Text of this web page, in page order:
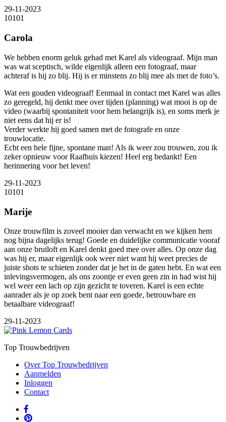
29-11-2023
10101
Carola
We hebben enorm geluk gehad met Karel als videograaf. Mijn man
was wat sceptisch, wilde eigenlijk alleen een fotograaf, maar
achteraf is hij zo blij. Hij is er minstens zo blij mee als met de foto’s.
Wat een gouden videograaf! Eenmaal in contact met Karel was alles
zo geregeld, hij denkt mee over tijden (planning) wat mooi is op de
video (waarbij spontaniteit voor hem belangrijk is), en soms merk je
niet eens dat hij er is!
Verder werkte hij goed samen met de fotografe en onze
trouwlocatie.
Echt een hele fijne, spontane man! Als ik weer zou trouwen, zou ik
zeker opnieuw voor Raafhuis kiezen! Heel erg bedankt! Een
herinnering voor het leven!
29-11-2023
10101
Marije
Onze trouwfilm is zoveel mooier dan verwacht en we kijken hem
nog bijna dagelijks terug! Goede en duidelijke communicatie vooraf
aan onze bruiloft en Karel denkt goed mee over alles. Op onze dag
was hij er, maar eigenlijk ook weer niet want hij weet precies de
juiste shots te schieten zonder dat je het in de gaten hebt. En wat een
inlevingsvermogen, als ons zoontje er even geen zin in had wist hij
wel weer een lach op zijn gezicht te toveren. Karel is een echte
aanrader als je op zoek bent naar een goede, betrouwbare en
betaalbare videograaf!
29-11-2023
Top Trouwbedrijven
Over Top Trouwbedrijven
Aanmelden
Inloggen
Contact